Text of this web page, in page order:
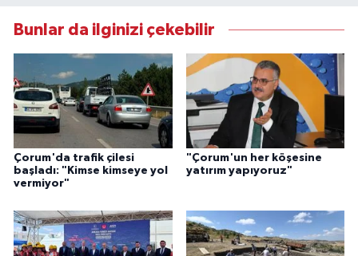
Bunlar da ilginizi çekebilir
Çorum'da trafik çilesi
başladı: "Kimse kimseye yol
vermiyor"
"Çorum'un her köşesine
yatırım yapıyoruz"